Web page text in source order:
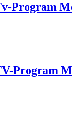
Program
Program